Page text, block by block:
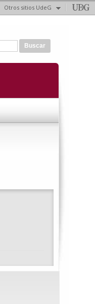
Otros sitios UdeG